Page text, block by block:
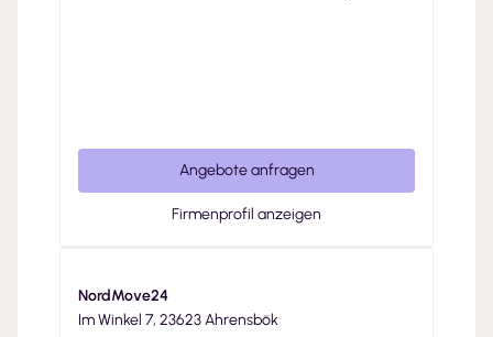
Angebote anfragen
Firmenprofil anzeigen
NordMove24
Im Winkel 7, 23623 Ahrensbök